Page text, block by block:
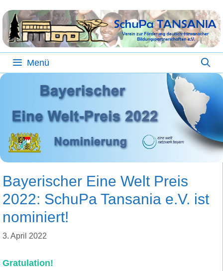
Inhalt
springen
Menü
Bayerischer Eine Welt Preis
2022: SchuPa Tansania e.V. ist
nominiert!
3. April 2022
Gratulation!